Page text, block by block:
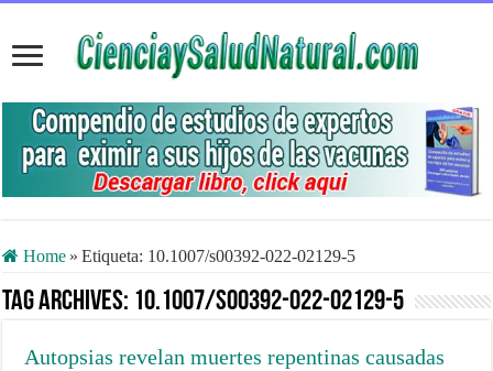
Home » Etiqueta: 10.1007/s00392-022-02129-5
Tag Archives: 10.1007/s00392-022-02129-5
Autopsias revelan muertes repentinas causadas